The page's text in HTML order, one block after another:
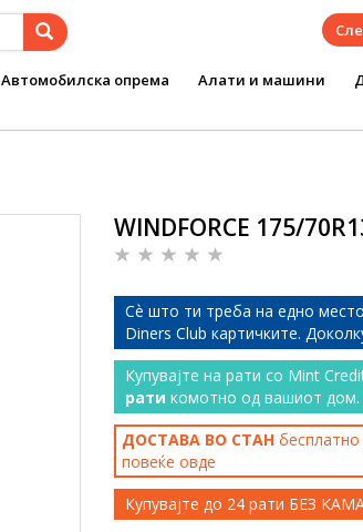
Автомобилска опрема Алати и машини
WINDFORCE 175/
Сѐ што ти треба на едно
Diners Club картичките.
Купувајте на рати со Mint
рати комотно од вашиот дом.
ДОСТАВА ВО СТАН бесплатно
повеќе овде
Купувајте до 24 рати БЕЗ